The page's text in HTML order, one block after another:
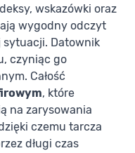
wskazówki oraz
wygodny odczyt
sytuacji. Datownik
czyniąc go
Całość
, które
na zarysowania
czemu tarcza
długi czas